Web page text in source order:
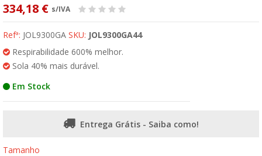
334,18 € s/IVA
Refª: JOL9300GA SKU: JOL9300GA44
Respirabilidade 600% melhor.
Sola 40% mais durável.
Em Stock
Entrega Grátis - Saiba como!
Tamanho